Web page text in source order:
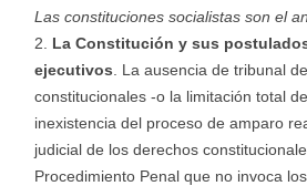
Las constituciones socialistas son el
La Constitución y sus
ejecutivos . La ausencia de tribunal
constitucionales -o la limitación total
inexistencia del proceso de amparo
judicial de los derechos
Procedimiento Penal que no invoca